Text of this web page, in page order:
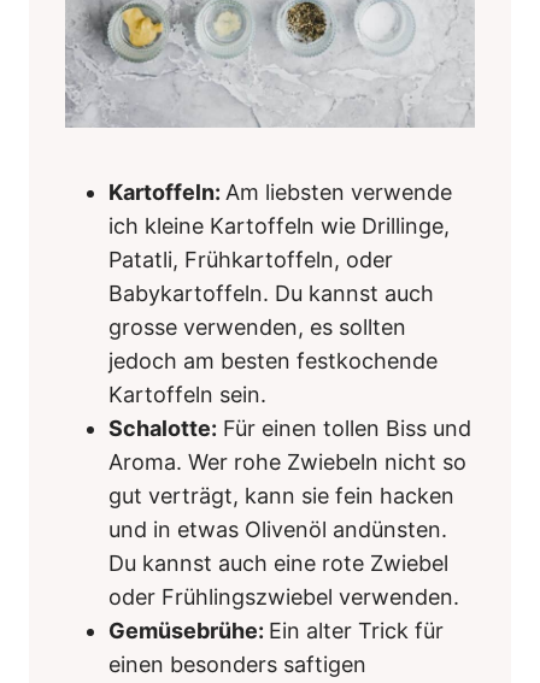
Kartoffeln: Am liebsten verwende
ich kleine Kartoffeln wie Drillinge,
Patatli, Frühkartoffeln, oder
Babykartoffeln. Du kannst auch
grosse verwenden, es sollten
jedoch am besten festkochende
Kartoffeln sein.
Schalotte: Für einen tollen Biss und
Aroma. Wer rohe Zwiebeln nicht so
gut verträgt, kann sie fein hacken
und in etwas Olivenöl andünsten.
Du kannst auch eine rote Zwiebel
oder Frühlingszwiebel verwenden.
Gemüsebrühe: Ein alter Trick für
einen besonders saftigen